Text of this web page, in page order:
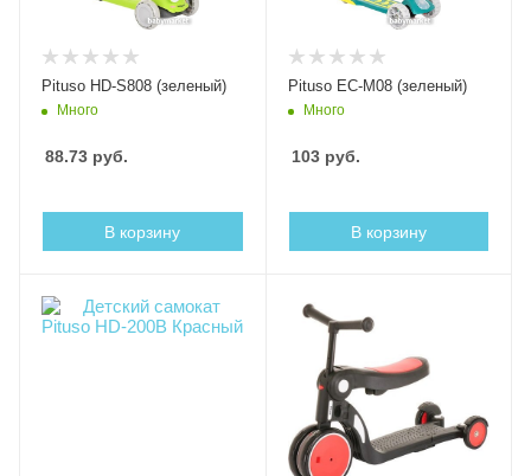
Pituso HD-S808 (зеленый)
Много
88.73 руб.
В корзину
Pituso EC-M08 (зеленый)
Много
103руб.
В корзину